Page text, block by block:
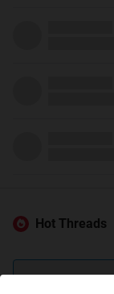
Hot Threads